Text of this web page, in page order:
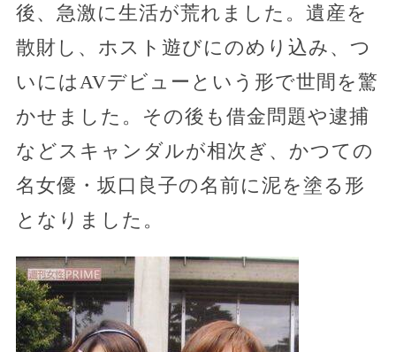
後、急激に生活が荒れました。遺産を
散財し、ホスト遊びにのめり込み、つ
いにはAVデビューという形で世間を驚
かせました。その後も借金問題や逮捕
などスキャンダルが相次ぎ、かつての
名女優・坂口良子の名前に泥を塗る形
となりました。